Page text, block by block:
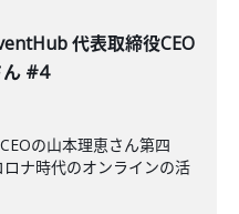
代表取締役CEO
ん #4
の山本理恵さん第四
ナ時代のオンラインの活